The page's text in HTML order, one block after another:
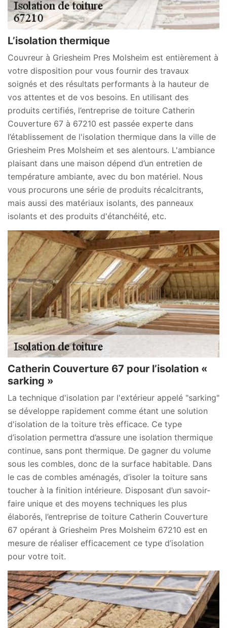
L’isolation thermique
Couvreur à Griesheim Pres Molsheim est entièrement à
votre disposition pour vous fournir des travaux
soignés et des résultats performants à la hauteur de
vos attentes et de vos besoins. En utilisant des
produits certifiés, l’entreprise de toiture Catherin
Couverture 67 à 67210 est passée experte dans
l’établissement de l'isolation thermique dans la ville de
Griesheim Pres Molsheim et ses alentours. L'ambiance
plaisant dans une maison dépend d’un entretien de
température ambiante, avec du bon matériel. Nous
vous procurons une série de produits récalcitrants,
mais aussi des matériaux isolants, des panneaux
isolants et des produits d'étanchéité, etc.
Catherin Couverture 67 pour l’isolation «
sarking »
La technique d'isolation par l'extérieur appelé "sarking"
se développe rapidement comme étant une solution
d'isolation de la toiture très efficace. Ce type
d’isolation permettra d’assure une isolation thermique
continue, sans pont thermique. De gagner du volume
sous les combles, donc de la surface habitable. Dans
le cas de combles aménagés, d’isoler la toiture sans
toucher à la finition intérieure. Disposant d’un savoir-
faire unique et des moyens techniques les plus
élaborés, l’entreprise de toiture Catherin Couverture
67 opérant à Griesheim Pres Molsheim 67210 est en
mesure de réaliser efficacement ce type d’isolation
pour votre toit.